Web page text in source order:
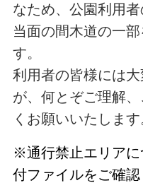
なため、公園利用者
当面の間木道の一
す。
利用者の皆様には
が、何とぞご理解
くお願いいたします
※通行禁止エリアに
付ファイルをご確認